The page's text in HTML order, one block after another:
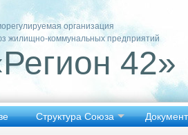
организация
жилищно-коммунальных предприятий
42»
Структура Союза